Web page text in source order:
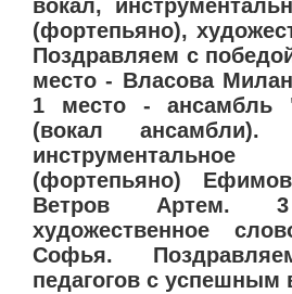
вокал,
(фортепьяно),
Поздравляем с
место - Власова
1 место - ансамбль
(вокал
(фортепьяно)
Ветров Артем.
художественное
Софья.
педагогов с успешным